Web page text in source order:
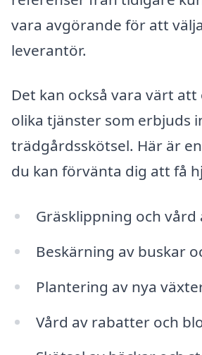
vara avgörande för att
leverantör.
Det kan också vara värt
olika tjänster som erbjuds
trädgårdsskötsel. Här är
du kan förvänta dig att få
Gräsklippning och
Beskärning av buskar
Plantering av nya
Vård av rabatter och